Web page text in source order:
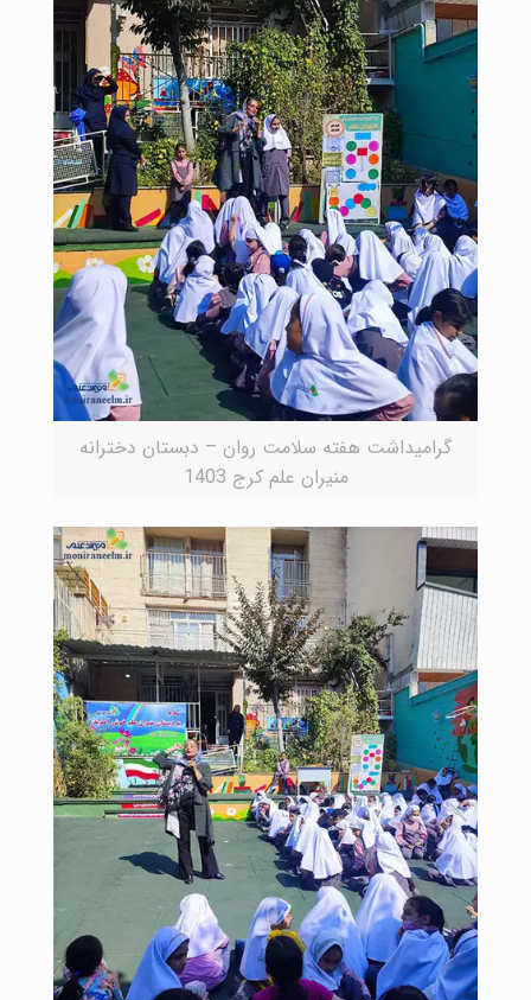
گرامیداشت هفته سلامت روان – دبستان دخترانه
منیران علم کرج 1403